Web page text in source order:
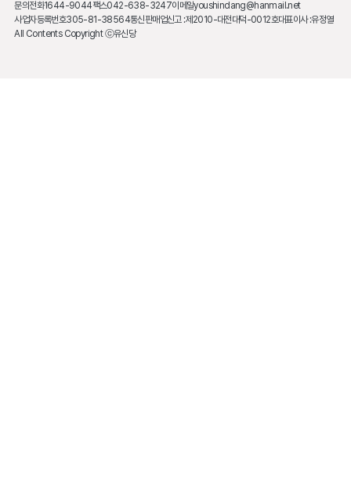
문의전화1644-9044팩스042-638-3247이메일youshindang@hanmail.net
사업자등록번호305-81-38564통신판매업신고 :제2010-대전대덕-0012호대표이사 :유정열
All Contents Copyright ⓒ유신당